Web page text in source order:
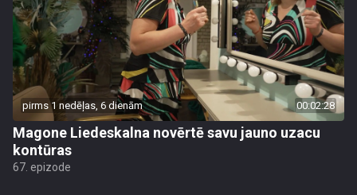
pirms 1 nedēļas, 6 dienām 00:02:28
Magone Liedeskalna novērtē savu jauno uzacu
kontūras
67. epizode